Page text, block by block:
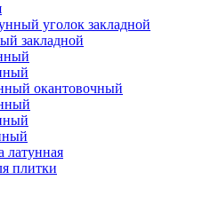
уголок закладной
закладной
окантовочный
латунная
плитки